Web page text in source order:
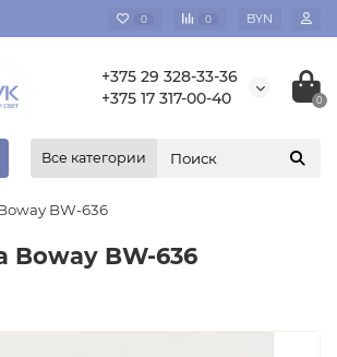
0 0 BYN
+375 29 328-33-36
+375 17 317-00-40
0
Все категории
BW-636
Boway BW-636